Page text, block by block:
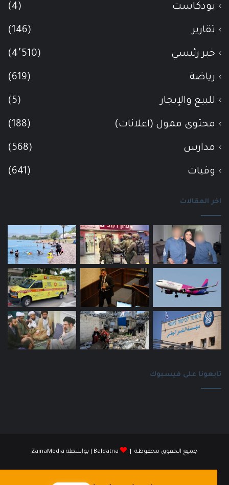
بودكاست (4)
تقارير (146)
خبر رئيسي (4٬510)
رياضة (619)
للبيع والإيجار (5)
محتوى ممول (اعلانات) (188)
مدارس (568)
وفيات (641)
اخر المقالات
تابعونا على فيسبوك
جميع الحقوق محفوظة | Baldatna | بواسطة ZainaMedia